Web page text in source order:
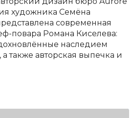
художника Семёна
современная
повара Романа Киселева:
наследием
также авторская выпечка и